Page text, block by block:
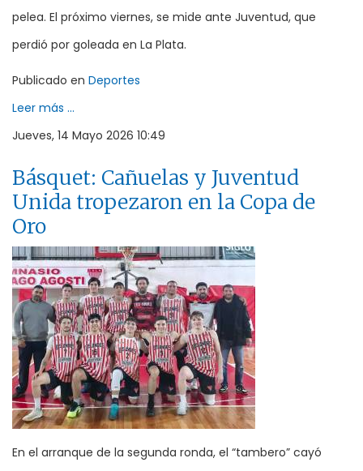
pelea. El próximo viernes, se mide ante Juventud, que
perdió por goleada en La Plata.
Publicado en Deportes
Leer más ...
Jueves, 14 Mayo 2026 10:49
Básquet: Cañuelas y Juventud
Unida tropezaron en la Copa de
Oro
En el arranque de la segunda ronda, el “tambero” cayó